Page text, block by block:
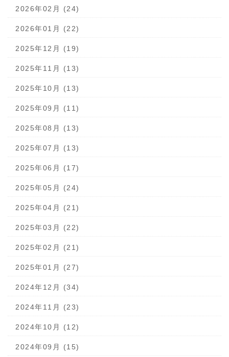
2026年02月 (24)
2026年01月 (22)
2025年12月 (19)
2025年11月 (13)
2025年10月 (13)
2025年09月 (11)
2025年08月 (13)
2025年07月 (13)
2025年06月 (17)
2025年05月 (24)
2025年04月 (21)
2025年03月 (22)
2025年02月 (21)
2025年01月 (27)
2024年12月 (34)
2024年11月 (23)
2024年10月 (12)
2024年09月 (15)